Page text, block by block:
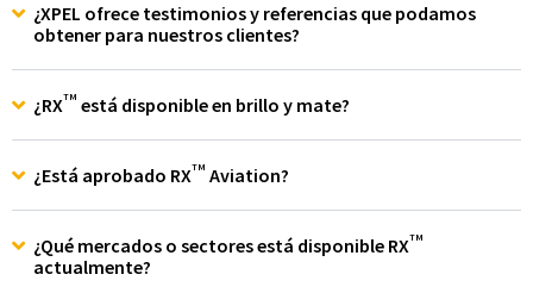
¿XPEL ofrece testimonios y referencias que podamos
obtener para nuestros clientes?
¿RXTM está disponible en brillo y mate?
¿Está aprobado RXTM Aviation?
¿Qué mercados o sectores está disponible RXTM
actualmente?